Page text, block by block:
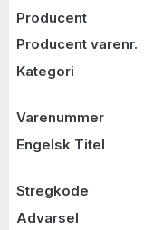
Producent
Producent varenr.
Kategori
Varenummer
Engelsk Titel
Stregkode
Advarsel